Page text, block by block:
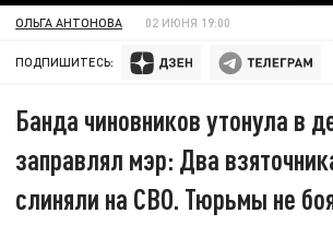
ОЛЬГА АНТОНОВА 02 ИЮНЯ 19:00
ПОДПИШИТЕСЬ:
Банда чиновников утонула в
заправлял мэр: Два
слиняли на СВО. Тюрьмы не